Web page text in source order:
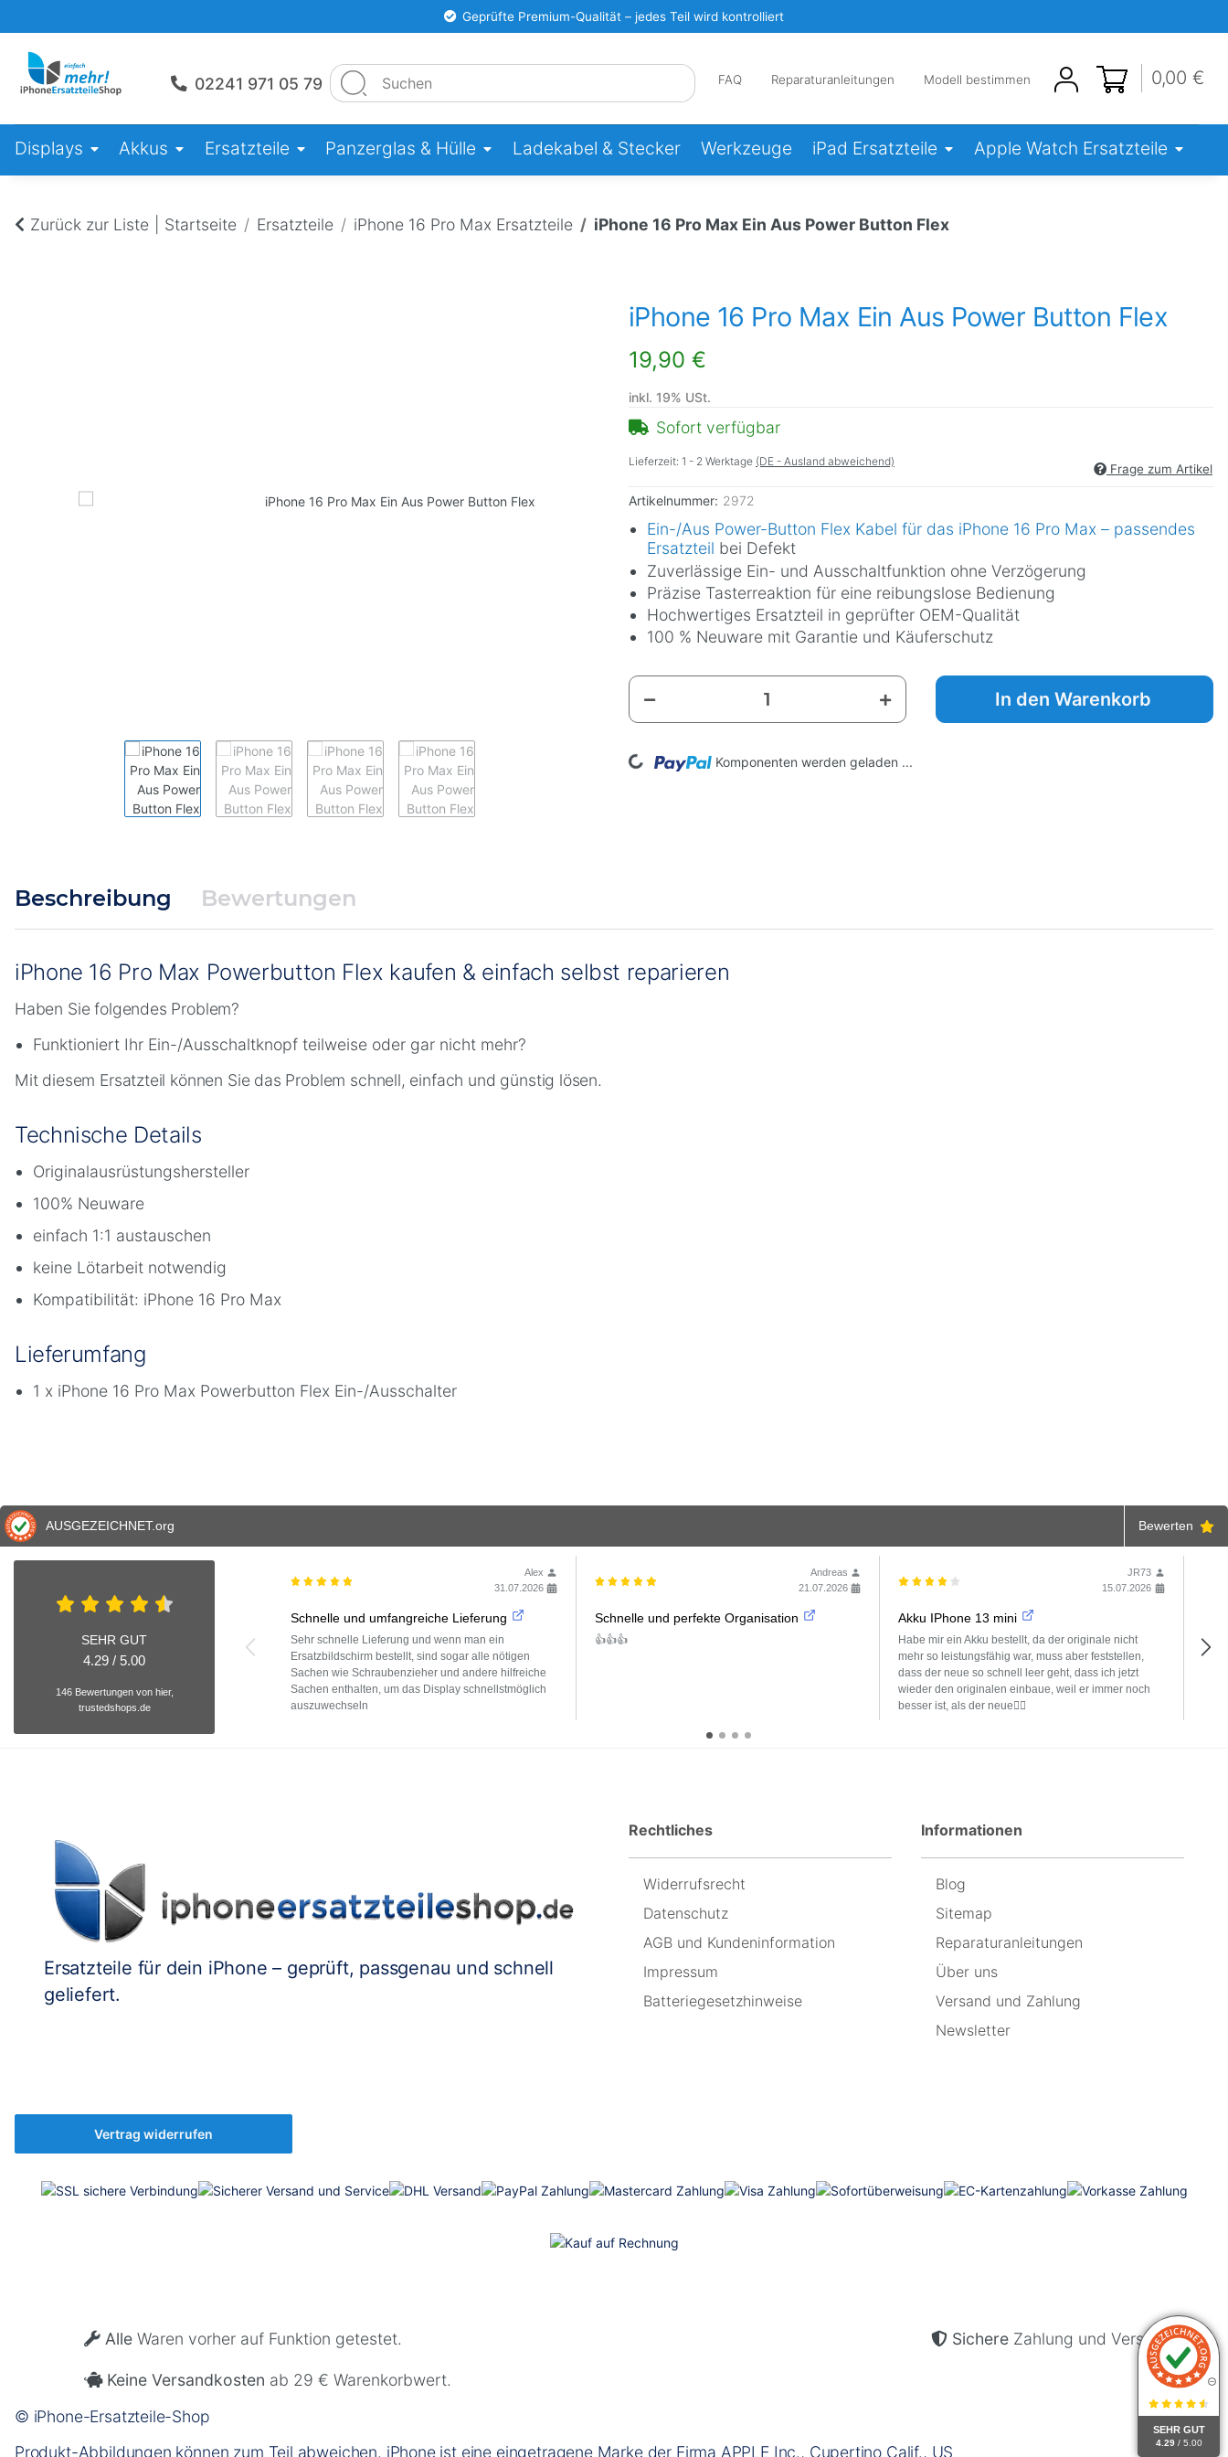
Geprüfte Premium-Qualität – jedes Teil wird kontrolliert
02241 971 05 79 FAQ Reparaturanleitungen Modell bestimmen 0,00 €
Displays Akkus Ersatzteile Panzerglas & Hülle Ladekabel & Stecker Werkzeuge iPad Ersatzteile Apple Watch Ersatzteile
Zurück zur Liste Startseite Ersatzteile iPhone 16 Pro Max Ersatzteile iPhone 16 Pro Max Ein Aus Power Button Flex
iPhone 16 Pro Max Ein Aus Power Button Flex
19,90 €
inkl. 19% USt.
Sofort verfügbar
Lieferzeit: 1 - 2 Werktage (DE - Ausland abweichend)
Frage zum Artikel
Artikelnummer: 2972
Ein-/Aus Power-Button Flex Kabel für das iPhone 16 Pro Max – passendes
Ersatzteil bei Defekt
Zuverlässige Ein- und Ausschaltfunktion ohne Verzögerung
Präzise Tasterreaktion für eine reibungslose Bedienung
Hochwertiges Ersatzteil in geprüfter OEM-Qualität
100 % Neuware mit Garantie und Käuferschutz
In den Warenkorb
Loading... Komponenten werden geladen ...
Beschreibung Bewertungen
iPhone 16 Pro Max Powerbutton Flex kaufen & einfach selbst reparieren
Haben Sie folgendes Problem?
Funktioniert Ihr Ein-/Ausschaltknopf teilweise oder gar nicht mehr?
Mit diesem Ersatzteil können Sie das Problem schnell, einfach und günstig lösen.
Technische Details
Originalausrüstungshersteller
100% Neuware
einfach 1:1 austauschen
keine Lötarbeit notwendig
Kompatibilität: iPhone 16 Pro Max
Lieferumfang
1 x iPhone 16 Pro Max Powerbutton Flex Ein-/Ausschalter
AUSGEZEICHNET.org Bewerten
SEHR GUT
4.29 / 5.00
146 Bewertungen von hier,
trustedshops.de
Alex
31.07.2026
Schnelle und umfangreiche Lieferung
Sehr schnelle Lieferung und wenn man ein
Ersatzbildschirm bestellt, sind sogar alle nötigen
Sachen wie Schraubenzieher und andere hilfreiche
Sachen enthalten, um das Display schnellstmöglich
auszuwechseln
Andreas
21.07.2026
Schnelle und perfekte Organisation
👍👍👍
JR73
15.07.2026
Akku IPhone 13 mini
Habe mir ein Akku bestellt, da der originale nicht
mehr so leistungsfähig war, muss aber feststellen,
dass der neue so schnell leer geht, dass ich jetzt
wieder den originalen einbaue, weil er immer noch
besser ist, als der neue🤷‍♂️
Ich
Ersatzteile für dein iPhone – geprüft, passgenau und schnell
geliefert.
Rechtliches
Widerrufsrecht
Datenschutz
AGB und Kundeninformation
Impressum
Batteriegesetzhinweise
Informationen
Blog
Sitemap
Reparaturanleitungen
Über uns
Versand und Zahlung
Newsletter
Vertrag widerrufen
Alle Waren vorher auf Funktion getestet. Sichere Zahlung und Versand.
Keine Versandkosten ab 29 € Warenkorbwert.
© iPhone-Ersatzteile-Shop
Produkt-Abbildungen können zum Teil abweichen. iPhone ist eine eingetragene Marke der Firma APPLE Inc., Cupertino Calif., US
SEHR GUT
4.29 / 5.00